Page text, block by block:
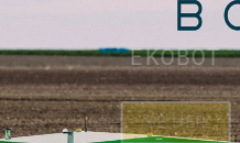
EKOBOT
SE HER